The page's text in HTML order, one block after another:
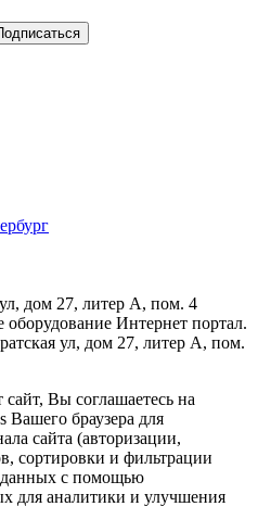
дом 27, литер А, пом. 4
Интернет портал.
ул, дом 27, литер А, пом.
Вы соглашаетесь на
Вашего браузера для
сайта (авторизации,
сортировки и фильтрации
данных с помощью
для аналитики и улучшения